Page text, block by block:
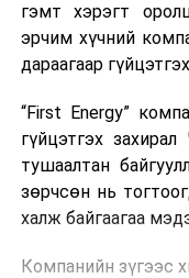
гэмт хэрэгт
эрчим хүчний
дараагаар
“First Energy”
гүйцэтгэх
тушаалтан
зөрчсөн нь
халж байгаагаа
Компанийн зүгээс